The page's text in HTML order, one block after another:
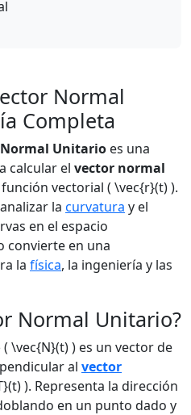
Normal
Completa
Normal Unitario es una
calcular el vector normal
vectorial ( \vec{r}(t) ).
la curvatura y el
en el espacio
convierte en una
la física, la ingeniería y las
Normal Unitario?
( \vec{N}(t) ) es un vector de
al vector
). Representa la dirección
en un punto dado y